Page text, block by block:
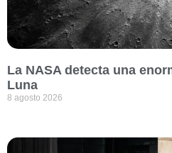
La NASA detecta una
Luna
8 agosto 2026